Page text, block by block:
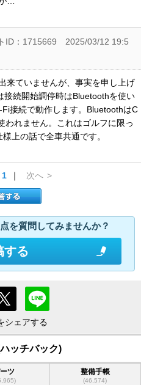
ID：1715669
2025/03/12 19:5
来ていませんが、事実を申し上げ
接続開始調停時はBluetoothを使い
接続で動作します。BluetoothはC
われません。これはゴルフに限っ
上の話で全車共通です。
1 ｜ 次へ >
を質問してみませんか？
する
シェアする
ッチバック)
ツ 整備手帳
(46,574)